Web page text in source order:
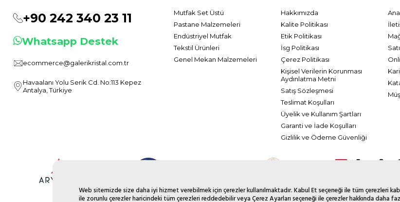
Web sitemizde size daha iyi hizmet verebilmek için çerezler kullanılmaktadır. Kabul Et seçeneği ile tüm çerezleri
ile zorunlu çerezler haricindeki tüm çerezleri reddedebilir veya Çerez Ayarları seçeneği ile çerezler hakkında daha
+90 242 340 23 11
Whatsapp Destek
ecommerce@galerikristal.com.tr
Havaalanı Yolu Serik Cd. No:113 Kepez
Antalya, Türkiye
Mutfak Set Üstü
Pastane Malzemeleri
Endüstriyel Mutfak
Tekstil Ürünleri
Genel Mekan Malzemeleri
Hakkımızda
Kalite Politikası
Etik Politikası
İsg Politikası
Çerez Politikası
Kişisel Verilerin Korunması
Aydınlatma Metni
Satış Sözleşmesi
Teslimat Koşulları
Üyelik ve Kullanım Şartları
Garanti ve İade Koşulları
Gizlilik ve Ödeme Güvenliği